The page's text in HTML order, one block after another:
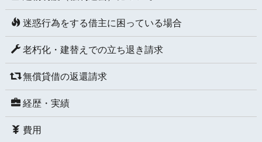
迷惑行為をする借主に困っている場合
老朽化・建替えでの立ち退き請求
無償貸借の返還請求
経歴・実績
費用